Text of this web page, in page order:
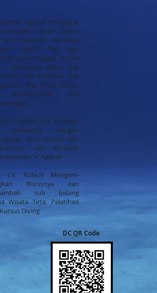
Rafauli Photogra-
haluan usaha-
merubah namanya
Rafauli Trip dan
pada tanggal 15 Juni
beberapa Event trip
lain Trip Krakatau, Trip
Trip Teluk Kiluan,
Karimunjawa, Trip
Rafauli Trip melegal-
usahanya dengan
akta notaris dan
dan berubah
menjadi CV. Rafauli.
CV. Rafauli Mengem-
Bisnisnya dan
sub bidang
Wisata Tirta, Pelatihan
Diving
DC QR Code